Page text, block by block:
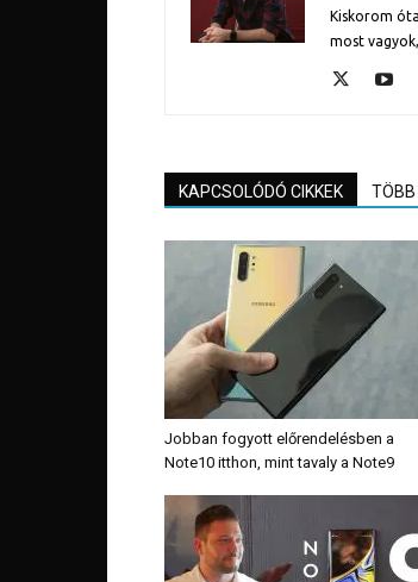
Kiskorom
most
KAPCSOLÓDÓ CIKKEK
Jobban fogyott előrendelésben a
Note10 itthon, mint tavaly a Note9